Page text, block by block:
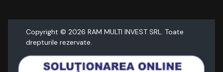
Copyright © 2026 RAM MULTI INVEST SRL. Toate
drepturile rezervate.